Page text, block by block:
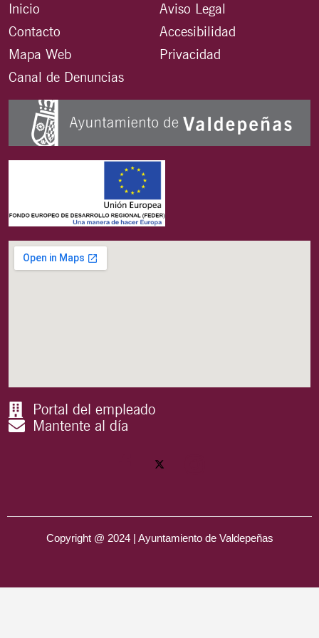
Inicio
Contacto
Mapa Web
Canal de Denuncias
Aviso Legal
Accesibilidad
Privacidad
Portal del empleado
Mantente al día
Copyright @ 2024 | Ayuntamiento de Valdepeñas